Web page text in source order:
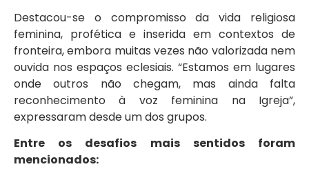
Destacou-se o compromisso da vida religiosa
feminina, profética e inserida em contextos de
fronteira, embora muitas vezes não valorizada nem
ouvida nos espaços eclesiais. “Estamos em lugares
onde outros não chegam, mas ainda falta
reconhecimento à voz feminina na Igreja”,
expressaram desde um dos grupos.
Entre os desafios mais sentidos foram
mencionados: